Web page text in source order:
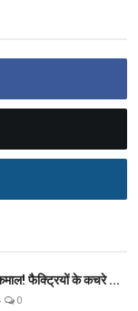
फैक्ट्रियों के कचरे ...
0